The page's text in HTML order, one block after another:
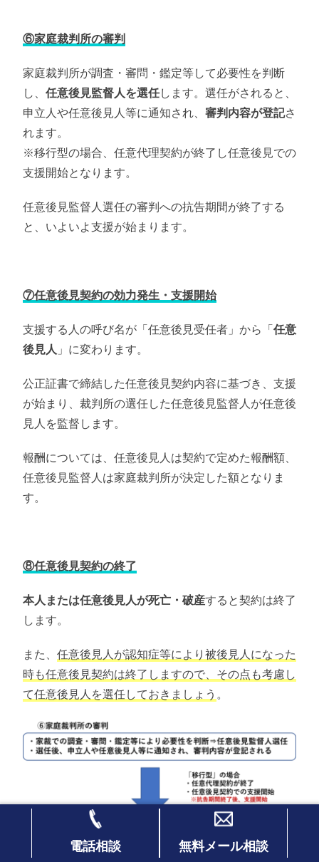
⑥家庭裁判所の審判
家庭裁判所が調査・審問・鑑定等して必要性を判断
し、 任意後見監督人を選任します。選任がされると、
申立人や任意後見人等に通知され、 審判内容が登記さ
れます。
※移行型の場合、任意代理契約が終了し任意後見での
支援開始となります。
任意後見監督人選任の審判への抗告期間が終了する
と、いよいよ支援が始まります。
⑦任意後見契約の効力発生・支援開始
支援する人の呼び名が「任意後見受任者」から「任意
後見人」に変わります。
公正証書で締結した任意後見契約内容に基づき、支援
が始まり、裁判所の選任した任意後見監督人が任意後
見人を監督します。
報酬については、任意後見人は契約で定めた報酬額、
任意後見監督人は家庭裁判所が決定した額となりま
す。
⑧任意後見契約の終了
本人または任意後見人が死亡・破産すると契約は終了
します。
また、 任意後見人が認知症等により被後見人になった
時も任意後見契約は終了しますので、その点も考慮し
て任意後見人を選任しておきましょう 。
電話相談 無料メール相談